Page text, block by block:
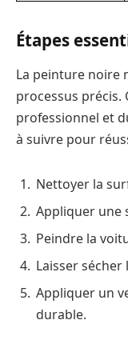
Étapes
La peinture noire
processus
professionnel et
à suivre pour
Nettoyer la
Appliquer une
Peindre la
Laisser
Appliquer un
durable.